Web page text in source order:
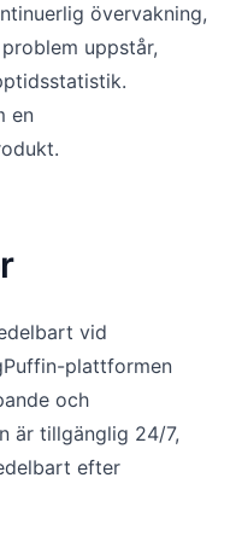
övervakning,
uppstår,
en
vid
plattformen
och
är tillgänglig 24/7,
efter